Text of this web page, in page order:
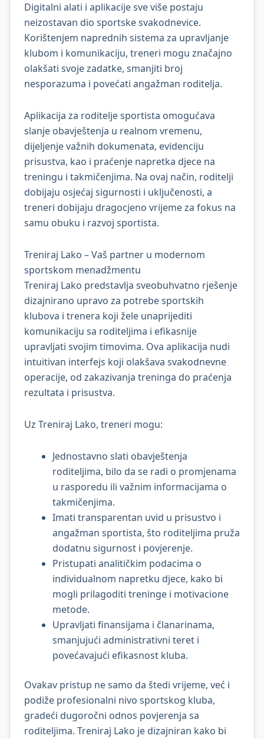
Digitalni alati i aplikacije sve više postaju
neizostavan dio sportske svakodnevice.
Korištenjem naprednih sistema za upravljanje
klubom i komunikaciju, treneri mogu značajno
olakšati svoje zadatke, smanjiti broj
nesporazuma i povećati angažman roditelja.
Aplikacija za roditelje sportista omogućava
slanje obavještenja u realnom vremenu,
dijeljenje važnih dokumenata, evidenciju
prisustva, kao i praćenje napretka djece na
treningu i takmičenjima. Na ovaj način, roditelji
dobijaju osjećaj sigurnosti i uključenosti, a
treneri dobijaju dragocjeno vrijeme za fokus na
samu obuku i razvoj sportista.
Treniraj Lako – Vaš partner u modernom
sportskom menadžmentu
Treniraj Lako predstavlja sveobuhvatno rješenje
dizajnirano upravo za potrebe sportskih
klubova i trenera koji žele unaprijediti
komunikaciju sa roditeljima i efikasnije
upravljati svojim timovima. Ova aplikacija nudi
intuitivan interfejs koji olakšava svakodnevne
operacije, od zakazivanja treninga do praćenja
rezultata i prisustva.
Uz Treniraj Lako, treneri mogu:
Jednostavno slati obavještenja
roditeljima, bilo da se radi o promjenama
u rasporedu ili važnim informacijama o
takmičenjima.
Imati transparentan uvid u prisustvo i
angažman sportista, što roditeljima pruža
dodatnu sigurnost i povjerenje.
Pristupati analitičkim podacima o
individualnom napretku djece, kako bi
mogli prilagoditi treninge i motivacione
metode.
Upravljati finansijama i članarinama,
smanjujući administrativni teret i
povećavajući efikasnost kluba.
Ovakav pristup ne samo da štedi vrijeme, već i
podiže profesionalni nivo sportskog kluba,
gradeći dugoročni odnos povjerenja sa
roditeljima. Treniraj Lako je dizajniran kako bi